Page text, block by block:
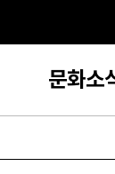
문화소